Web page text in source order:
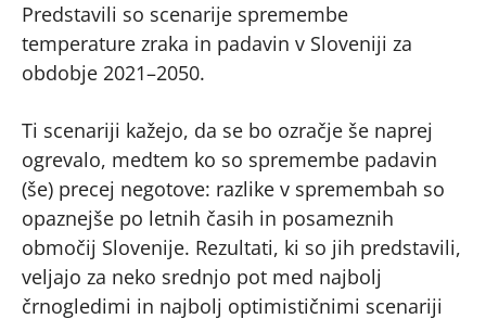
Predstavili so scenarije spremembe
temperature zraka in padavin v Sloveniji za
obdobje 2021–2050.
Ti scenariji kažejo, da se bo ozračje še naprej
ogrevalo, medtem ko so spremembe padavin
(še) precej negotove: razlike v spremembah so
opaznejše po letnih časih in posameznih
območij Slovenije. Rezultati, ki so jih predstavili,
veljajo za neko srednjo pot med najbolj
črnogledimi in najbolj optimističnimi scenariji